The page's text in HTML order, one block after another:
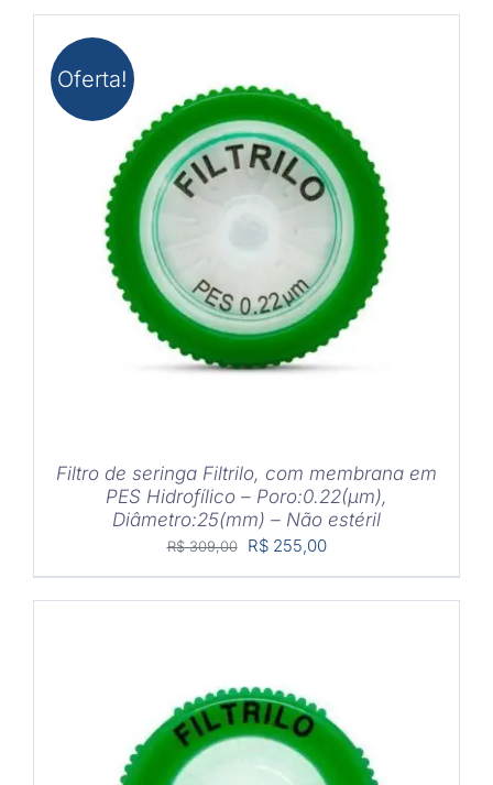
Oferta!
DETALHES
Filtro de seringa Filtrilo, com membrana em
PES Hidrofílico – Poro:0.22(μm),
Diâmetro:25(mm) – Não estéril
R$309,00
O
preço
original
R$255,00O
preço
atual